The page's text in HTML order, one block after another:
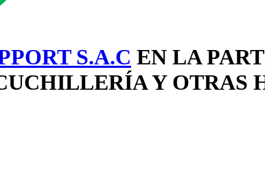
S.A.C EN LA
Y OTRAS